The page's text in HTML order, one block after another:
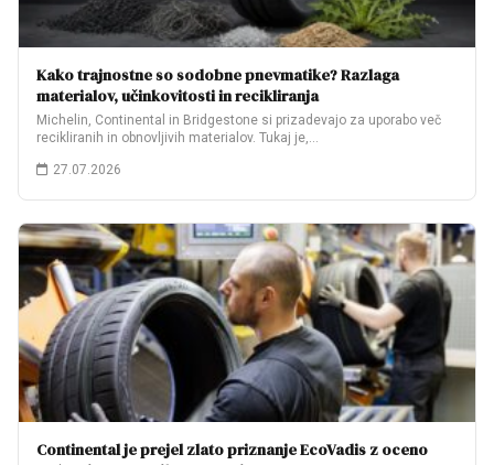
Kako trajnostne so sodobne pnevmatike? Razlaga
materialov, učinkovitosti in recikliranja
Michelin, Continental in Bridgestone si prizadevajo za uporabo več
recikliranih in obnovljivih materialov. Tukaj je,…
27.07.2026
Continental je prejel zlato priznanje EcoVadis z oceno